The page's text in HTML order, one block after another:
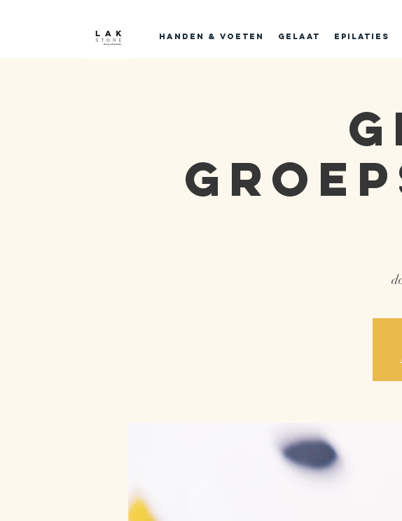
Handen & voeten Gelaat Epilaties